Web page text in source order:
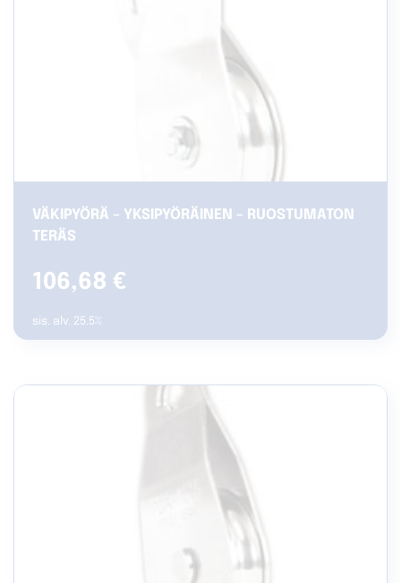
VÄKIPYÖRÄ – YKSIPYÖRÄINEN – RUOSTUMATON
TERÄS
106,68 €
sis. alv. 25.5%